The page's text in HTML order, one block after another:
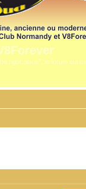
right place", le forum qui